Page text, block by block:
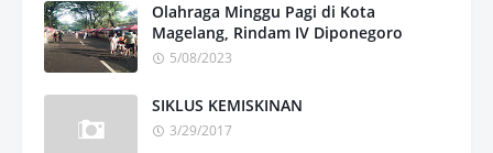
Olahraga Minggu Pagi di Kota
Magelang, Rindam IV Diponegoro
5/08/2023
SIKLUS KEMISKINAN
3/29/2017